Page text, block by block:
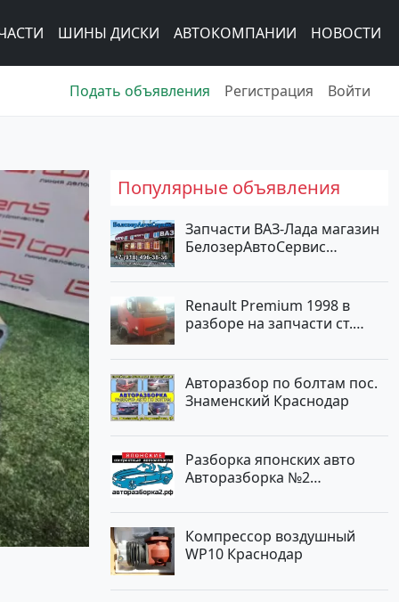
ШИНЫ ДИСКИ АВТОКОМПАНИИ НОВОСТИ
Подать объявления Регистрация Войти
Популярные объявления
Запчасти ВАЗ-Лада магазин
БелозерАвтоСервис
Renault Premium 1998 в
разборе на запчасти ст.
Авторазбор по болтам пос.
Знаменский Краснодар
Разборка японских авто
Авторазборка №2
Компрессор воздушный
WP10 Краснодар